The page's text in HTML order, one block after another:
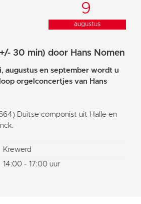
9
augustus
30 min) door Hans Nomen
augustus en september wordt u
orgelconcertjes van Hans
Duitse componist uit Halle en
Krewerd
14:00 - 17:00 uur